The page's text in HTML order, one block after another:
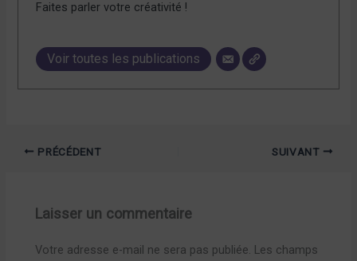
Faites parler votre créativité !
Voir toutes les publications
PRÉCÉDENT SUIVANT
Laisser un commentaire
Votre adresse e-mail ne sera pas publiée. Les champs